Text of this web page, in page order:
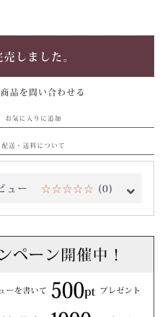
売しました。
品を問い合わせる
お気に入りに追加
配送・送料について
ュー ☆☆☆☆☆ (0)